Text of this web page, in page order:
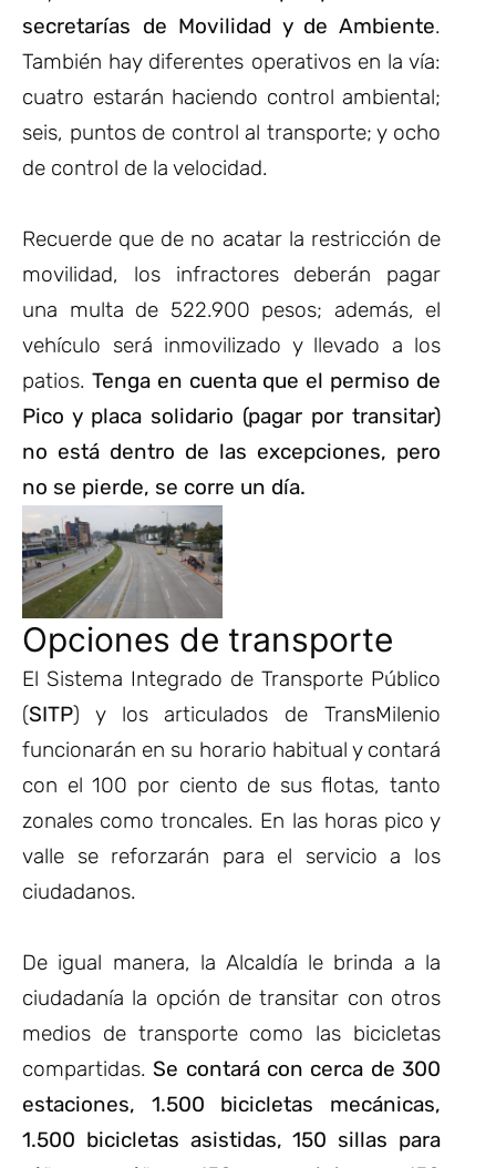
secretarías de Movilidad y de Ambiente.
También hay diferentes operativos en la vía:
cuatro estarán haciendo control ambiental;
seis, puntos de control al transporte; y ocho
de control de la velocidad.
Recuerde que de no acatar la restricción de
movilidad, los infractores deberán pagar
una multa de 522.900 pesos; además, el
vehículo será inmovilizado y llevado a los
patios. Tenga en cuenta que el permiso de
Pico y placa solidario (pagar por transitar)
no está dentro de las excepciones, pero
no se pierde, se corre un día.
Opciones de transporte
El Sistema Integrado de Transporte Público
(SITP) y los articulados de TransMilenio
funcionarán en su horario habitual y contará
con el 100 por ciento de sus flotas, tanto
zonales como troncales. En las horas pico y
valle se reforzarán para el servicio a los
ciudadanos.
De igual manera, la Alcaldía le brinda a la
ciudadanía la opción de transitar con otros
medios de transporte como las bicicletas
compartidas. Se contará con cerca de 300
estaciones, 1.500 bicicletas mecánicas,
1.500 bicicletas asistidas, 150 sillas para